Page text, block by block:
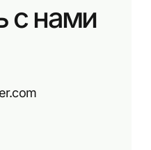
с нами